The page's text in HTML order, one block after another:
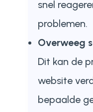
snel
problemen.
Overweeg
Dit kan de
website
bepaalde